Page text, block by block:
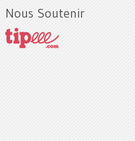
Nous Soutenir